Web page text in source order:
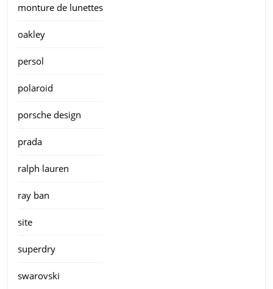
monture de lunettes
oakley
persol
polaroid
porsche design
prada
ralph lauren
ray ban
site
superdry
swarovski